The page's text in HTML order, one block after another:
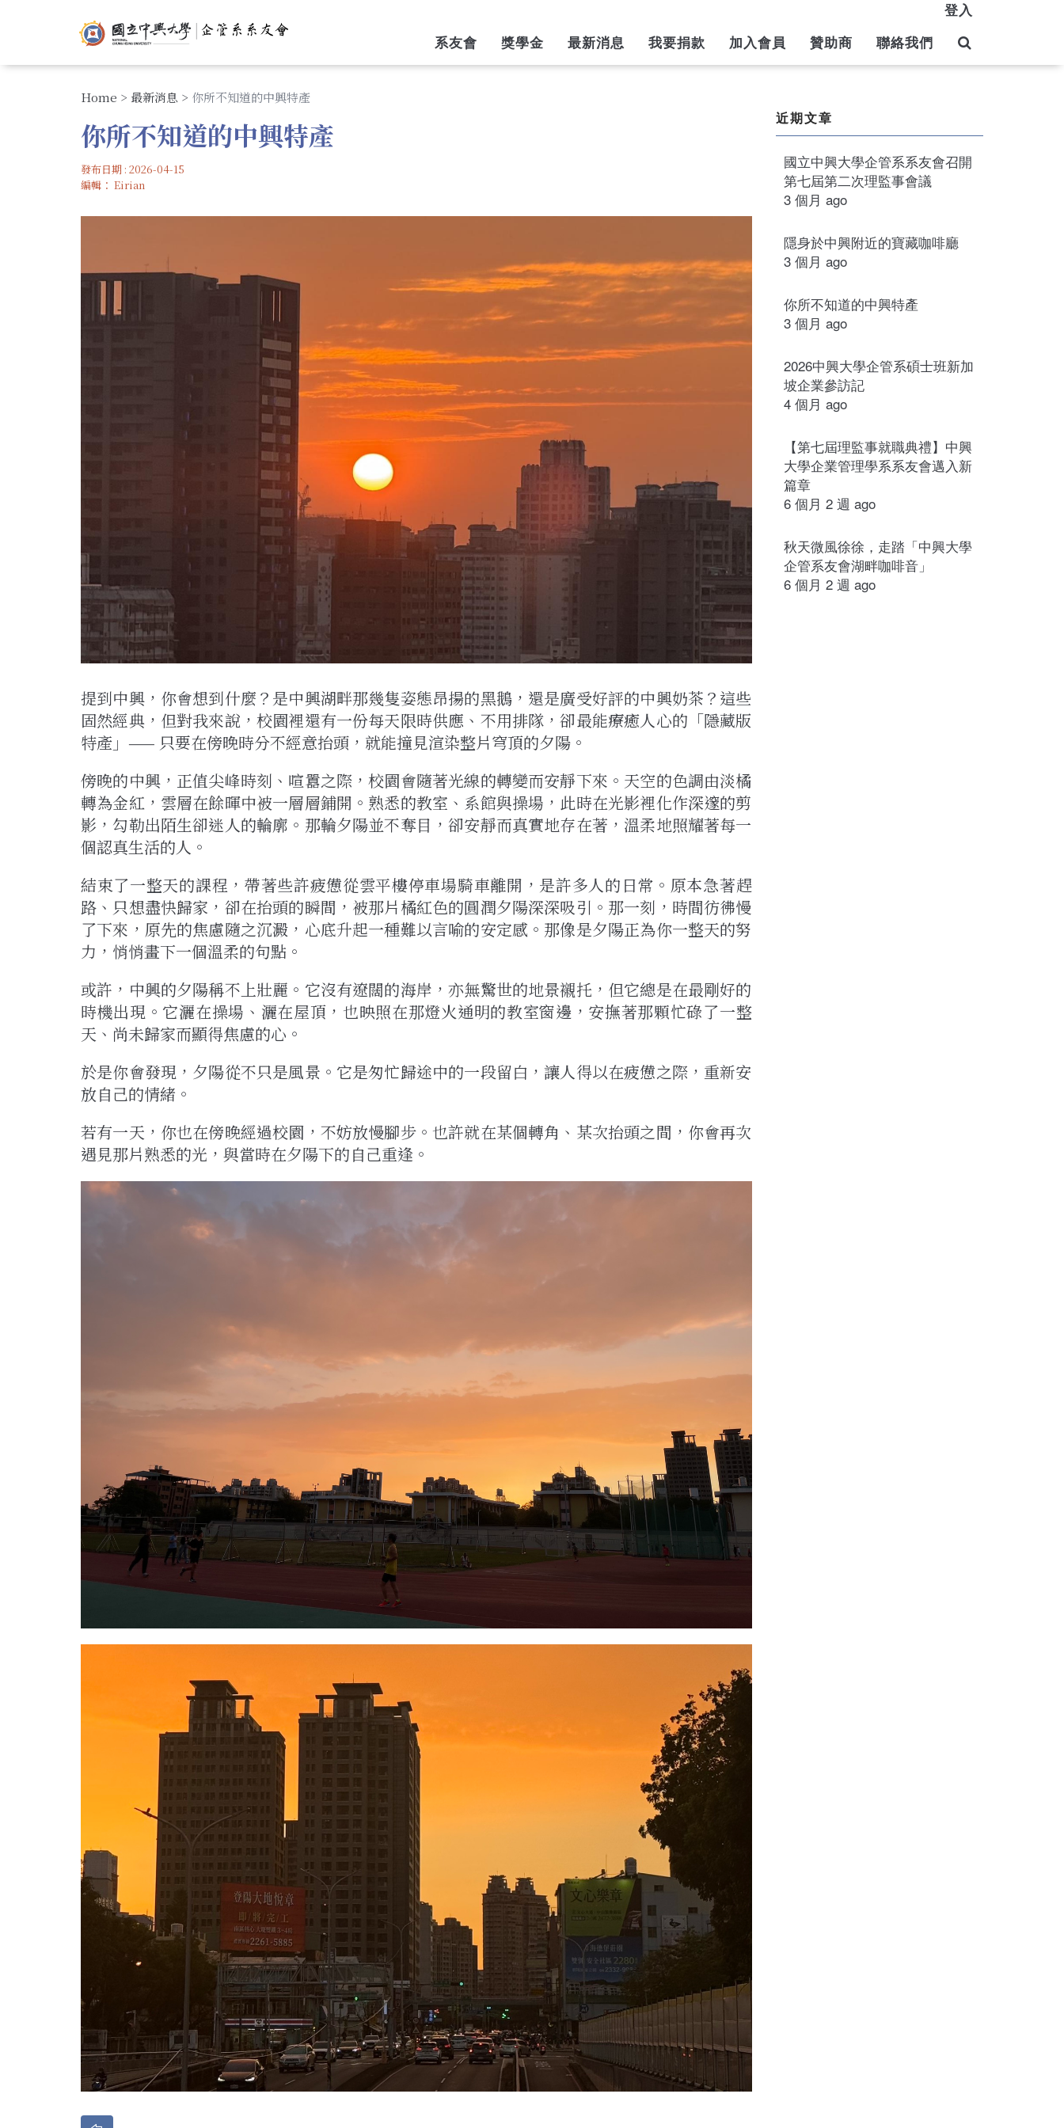
內
ACCOUNT
MENU
登入
系友會 獎學金 最新消息 我要捐款 加入會員 贊助商 聯絡我們
Home > 最新消息 > 你所不知道的中興特產
你所不知道的中興特產
發布日期 : 2026-04-15
編輯： Eirian
提到中興，你會想到什麼？是中興湖畔那幾隻姿態昂揚的黑鵝，還是廣受好評的中興奶茶？這些
固然經典，但對我來說，校園裡還有一份每天限時供應、不用排隊，卻最能療癒人心的「隱藏版
特產」 —— 只要在傍晚時分不經意抬頭，就能撞見渲染整片穹頂的夕陽。
傍晚的中興，正值尖峰時刻、喧囂之際，校園會隨著光線的轉變而安靜下來。天空的色調由淡橘
轉為金紅，雲層在餘暉中被一層層鋪開。熟悉的教室、系館與操場，此時在光影裡化作深邃的剪
影，勾勒出陌生卻迷人的輪廓。那輪夕陽並不奪目，卻安靜而真實地存在著，溫柔地照耀著每一
個認真生活的人。
結束了一整天的課程，帶著些許疲憊從雲平樓停車場騎車離開，是許多人的日常。原本急著趕
路、只想盡快歸家，卻在抬頭的瞬間，被那片橘紅色的圓潤夕陽深深吸引。那一刻，時間彷彿慢
了下來，原先的焦慮隨之沉澱，心底升起一種難以言喻的安定感。那像是夕陽正為你一整天的努
力，悄悄畫下一個溫柔的句點。
或許，中興的夕陽稱不上壯麗。它沒有遼闊的海岸，亦無驚世的地景襯托，但它總是在最剛好的
時機出現。它灑在操場、灑在屋頂，也映照在那燈火通明的教室窗邊，安撫著那顆忙碌了一整
天、尚未歸家而顯得焦慮的心。
於是你會發現，夕陽從不只是風景。它是匆忙歸途中的一段留白，讓人得以在疲憊之際，重新安
放自己的情緒。
若有一天，你也在傍晚經過校園，不妨放慢腳步。也許就在某個轉角、某次抬頭之間，你會再次
遇見那片熟悉的光，與當時在夕陽下的自己重逢。
近期文章
國立中興大學企管系系友會召開
第七屆第二次理監事會議
3 個月 ago
隱身於中興附近的寶藏咖啡廳
3 個月 ago
你所不知道的中興特產
3 個月 ago
2026中興大學企管系碩士班新加
坡企業參訪記
4 個月 ago
【第七屆理監事就職典禮】中興
大學企業管理學系系友會邁入新
篇章
6 個月 2 週 ago
秋天微風徐徐，走踏「中興大學
企管系友會湖畔咖啡音」
6 個月 2 週 ago